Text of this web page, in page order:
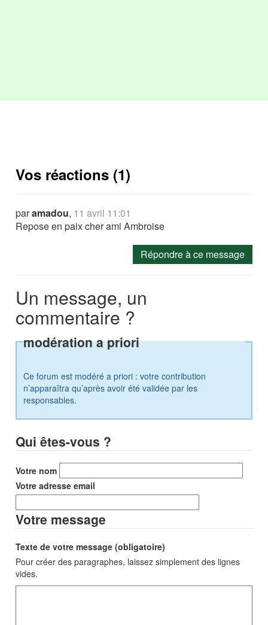
Vos réactions (1)
paramadou, 11 avril 11:01
Repose en paix cher ami Ambroise
Répondre à ce message
Un message, un
commentaire ?
modération a priori
Ce forum est modéré a priori : votre contribution
n’apparaîtra qu’après avoir été validée par les
responsables.
Qui êtes-vous ?
Votre nom
Votre adresse email
Votre message
Texte de votre message (obligatoire)
Pour créer des paragraphes, laissez simplement des lignes
vides.